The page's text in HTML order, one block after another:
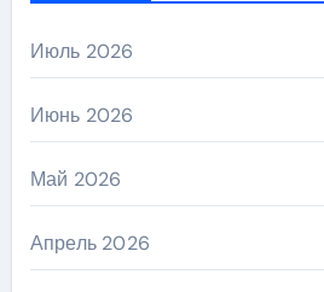
Июль 2026
Июнь 2026
Май 2026
Апрель 2026